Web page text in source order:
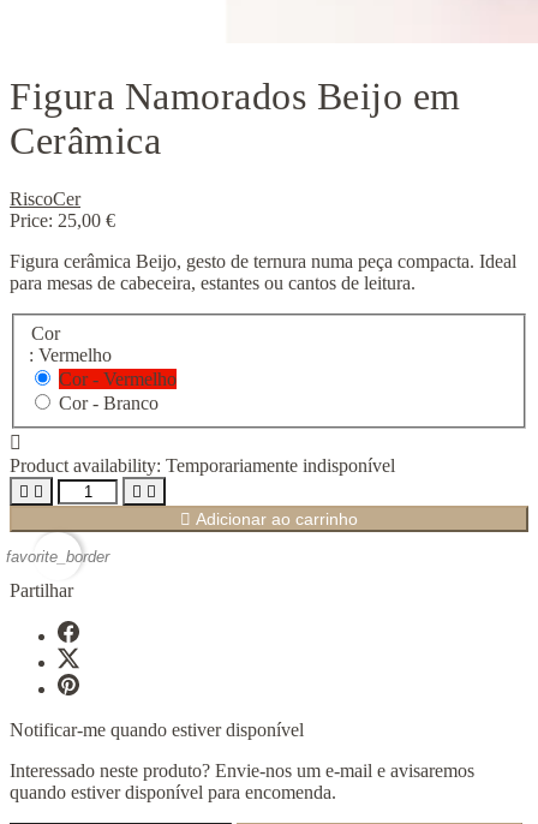
Figura Namorados Beijo em
Cerâmica
RiscoCer
Price: 25,00 €
Figura cerâmica Beijo, gesto de ternura numa peça compacta. Ideal
para mesas de cabeceira, estantes ou cantos de leitura.
Cor
: Vermelho
Cor - Vermelho
Cor - Branco

Product availability: Temporariamente indisponível
   
 Adicionar ao carrinho
favorite_border
Partilhar
Notificar-me quando estiver disponível
Interessado neste produto? Envie-nos um e-mail e avisaremos
quando estiver disponível para encomenda.